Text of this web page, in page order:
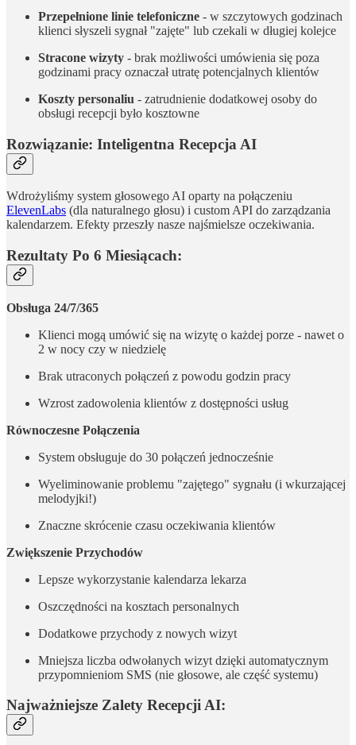
Przepełnione linie telefoniczne - w szczytowych godzinach
klienci słyszeli sygnał "zajęte" lub czekali w długiej kolejce
Stracone wizyty - brak możliwości umówienia się poza
godzinami pracy oznaczał utratę potencjalnych klientów
Koszty personaliu - zatrudnienie dodatkowej osoby do
obsługi recepcji było kosztowne
Rozwiązanie: Inteligentna Recepcja AI
Wdrożyliśmy system głosowego AI oparty na połączeniu
ElevenLabs (dla naturalnego głosu) i custom API do zarządzania
kalendarzem. Efekty przeszły nasze najśmielsze oczekiwania.
Rezultaty Po 6 Miesiącach:
Obsługa 24/7/365
Klienci mogą umówić się na wizytę o każdej porze - nawet o
2 w nocy czy w niedzielę
Brak utraconych połączeń z powodu godzin pracy
Wzrost zadowolenia klientów z dostępności usług
Równoczesne Połączenia
System obsługuje do 30 połączeń jednocześnie
Wyeliminowanie problemu "zajętego" sygnału (i wkurzającej
melodyjki!)
Znaczne skrócenie czasu oczekiwania klientów
Zwiększenie Przychodów
Lepsze wykorzystanie kalendarza lekarza
Oszczędności na kosztach personalnych
Dodatkowe przychody z nowych wizyt
Mniejsza liczba odwołanych wizyt dzięki automatycznym
przypomnieniom SMS (nie głosowe, ale część systemu)
Najważniejsze Zalety Recepcji AI: